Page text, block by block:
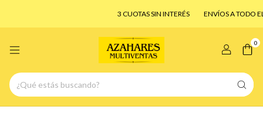
3 CUOTAS SIN INTERÉS ENVÍOS A TODO
0